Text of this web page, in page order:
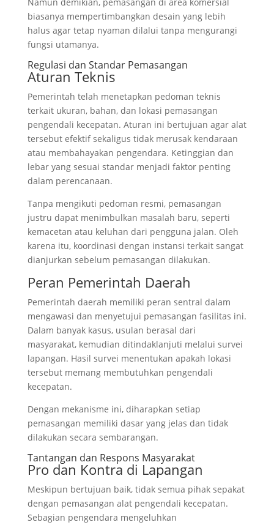
biasanya mempertimbangkan desain yang lebih
halus agar tetap nyaman dilalui tanpa mengurangi
fungsi utamanya.
Regulasi dan Standar Pemasangan
Aturan Teknis
Pemerintah telah menetapkan pedoman teknis
terkait ukuran, bahan, dan lokasi pemasangan
pengendali kecepatan. Aturan ini bertujuan agar alat
tersebut efektif sekaligus tidak merusak kendaraan
atau membahayakan pengendara. Ketinggian dan
lebar yang sesuai standar menjadi faktor penting
dalam perencanaan.
Tanpa mengikuti pedoman resmi, pemasangan
justru dapat menimbulkan masalah baru, seperti
kemacetan atau keluhan dari pengguna jalan. Oleh
karena itu, koordinasi dengan instansi terkait sangat
dianjurkan sebelum pemasangan dilakukan.
Peran Pemerintah Daerah
Pemerintah daerah memiliki peran sentral dalam
mengawasi dan menyetujui pemasangan fasilitas ini.
Dalam banyak kasus, usulan berasal dari
masyarakat, kemudian ditindaklanjuti melalui survei
lapangan. Hasil survei menentukan apakah lokasi
tersebut memang membutuhkan pengendali
kecepatan.
Dengan mekanisme ini, diharapkan setiap
pemasangan memiliki dasar yang jelas dan tidak
dilakukan secara sembarangan.
Tantangan dan Respons Masyarakat
Pro dan Kontra di Lapangan
Meskipun bertujuan baik, tidak semua pihak sepakat
dengan pemasangan alat pengendali kecepatan.
Sebagian pengendara mengeluhkan